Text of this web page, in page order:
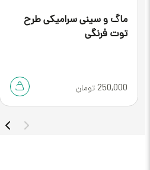
سرامیکی طرح
تومان
کاپ
210,000